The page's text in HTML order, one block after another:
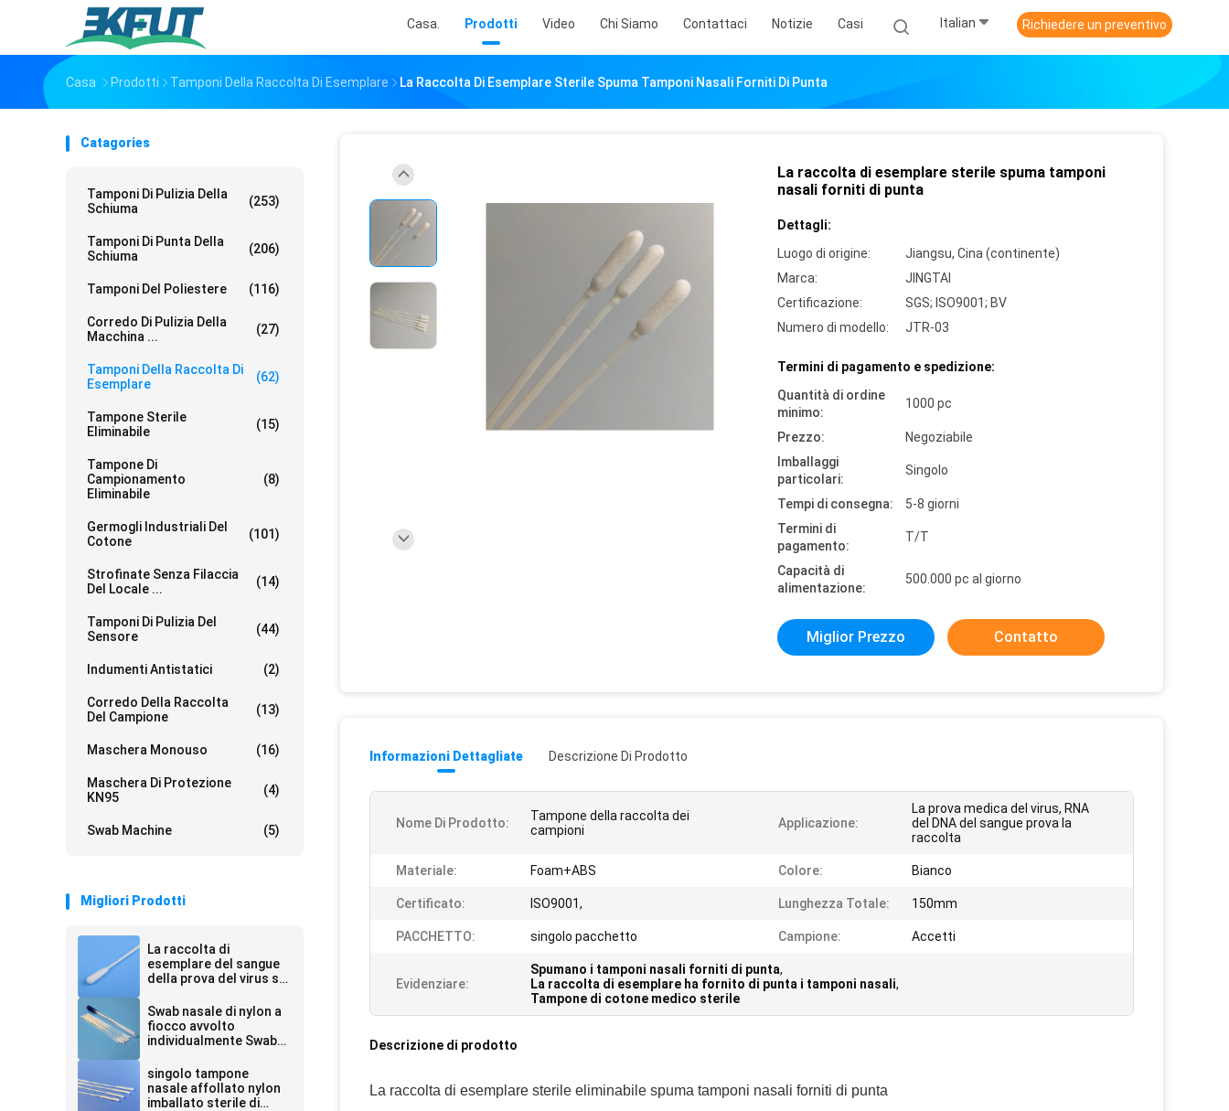
Casa. Prodotti Video Chi Siamo Contattaci Notizie Casi Italian Richiedere un preventivo
Casa Prodotti Tamponi Della Raccolta Di Esemplare La Raccolta Di Esemplare Sterile Spuma Tamponi Nasali Forniti Di Punta
Catagories
Tamponi Di Pulizia Della
Schiuma
(253)
Tamponi Di Punta Della
Schiuma
(206)
Tamponi Del Poliestere (116)
Corredo Di Pulizia Della
Macchina ...
(27)
Tamponi Della Raccolta Di
Esemplare
(62)
Tampone Sterile
Eliminabile
(15)
Tampone Di
Campionamento
Eliminabile
(8)
Germogli Industriali Del
Cotone
(101)
Strofinate Senza Filaccia
Del Locale ...
(14)
Tamponi Di Pulizia Del
Sensore
(44)
Indumenti Antistatici (2)
Corredo Della Raccolta
Del Campione
(13)
Maschera Monouso (16)
Maschera Di Protezione
KN95
(4)
Swab Machine (5)
Migliori Prodotti
La raccolta di
esemplare del sangue
della prova del virus si
di cotone medico
Swab nasale di nylon a
fiocco avvolto
individualmente Swab
di campioni con tubo
singolo tampone
nasale affollato nylon
imballato sterile di
La raccolta di esemplare sterile spuma tamponi
nasali forniti di punta
Dettagli:
Luogo di origine:
Jiangsu, Cina (continente)
Marca:
JINGTAI
Certificazione:
SGS; ISO9001; BV
Numero di modello:
JTR-03
Termini di pagamento e spedizione:
Quantità di ordine
minimo:
1000 pc
Prezzo:
Negoziabile
Imballaggi
particolari:
Singolo
Tempi di consegna:
5-8 giorni
Termini di
pagamento:
T/T
Capacità di
alimentazione:
500.000 pc al giorno
Miglior Prezzo Contatto
Informazioni Dettagliate Descrizione Di Prodotto
Nome Di Prodotto:
Tampone della raccolta dei
campioni
Applicazione:
La prova medica del virus, RNA
del DNA del sangue prova la
raccolta
Materiale: Foam+ABS Colore: Bianco
Certificato: ISO9001, Lunghezza Totale: 150mm
PACCHETTO: singolo pacchetto Campione: Accetti
Evidenziare:
Spumano i tamponi nasali forniti di punta,
La raccolta di esemplare ha fornito di punta i tamponi nasali,
Tampone di cotone medico sterile
Descrizione di prodotto
La raccolta di esemplare sterile eliminabile spuma tamponi nasali forniti di punta